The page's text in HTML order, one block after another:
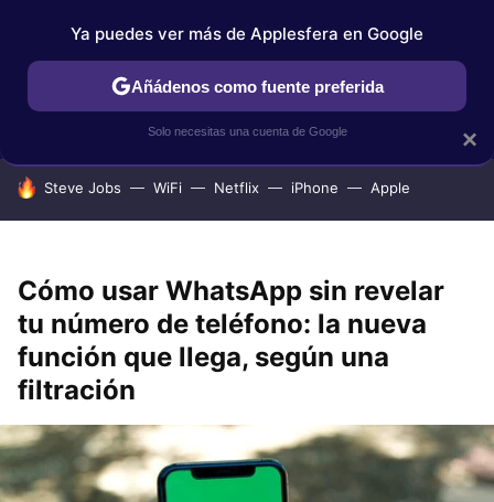
IPHONE TUTORIALES APPLESFERA SELECCIÓN
HOY SE HABLA DE
Steve Jobs WiFi Netflix iPhone Apple
Cómo usar WhatsApp sin revelar
tu número de teléfono: la nueva
función que llega, según una
filtración
×
Ya puedes ver más de Applesfera en Google
Añádenos como fuente preferida
Solo necesitas una cuenta de Google